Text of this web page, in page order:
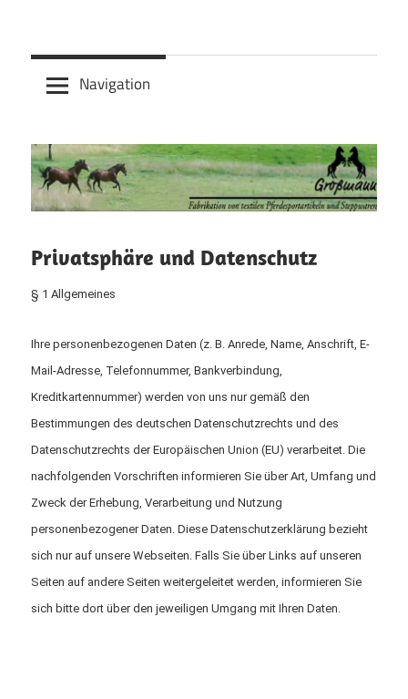
springen
Reitsport
Grossmann
Navigation
Privatsphäre und Datenschutz
§ 1 Allgemeines
Ihre personenbezogenen Daten (z. B. Anrede, Name, Anschrift, E-
Mail-Adresse, Telefonnummer, Bankverbindung,
Kreditkartennummer) werden von uns nur gemäß den
Bestimmungen des deutschen Datenschutzrechts und des
Datenschutzrechts der Europäischen Union (EU) verarbeitet. Die
nachfolgenden Vorschriften informieren Sie über Art, Umfang und
Zweck der Erhebung, Verarbeitung und Nutzung
personenbezogener Daten. Diese Datenschutzerklärung bezieht
sich nur auf unsere Webseiten. Falls Sie über Links auf unseren
Seiten auf andere Seiten weitergeleitet werden, informieren Sie
sich bitte dort über den jeweiligen Umgang mit Ihren Daten.